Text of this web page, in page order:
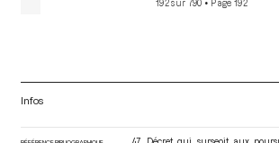
192 sur 790 • Page 192
Infos